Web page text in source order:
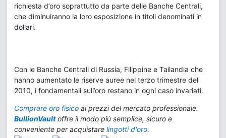
richiesta d’oro soprattutto da parte delle Banche Centrali,
che diminuiranno la loro esposizione in titoli denominati in
dollari.
Con le Banche Centrali di Russia, Filippine e Tailandia che
hanno aumentato le riserve auree nel terzo trimestre del
2010, i fondamentali sull’oro restano in ogni caso invariati.
Comprare oro fisico ai prezzi del mercato professionale.
BullionVaultoffre il modo più semplice, sicuro e
conveniente per acquistare lingotti d'oro.